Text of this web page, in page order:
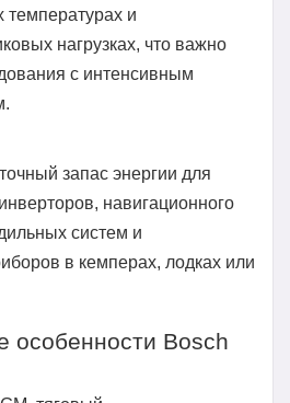
температурах и
нагрузках, что важно
с интенсивным
запас энергии для
навигационного
систем и
в кемперах, лодках или
особенности Bosch